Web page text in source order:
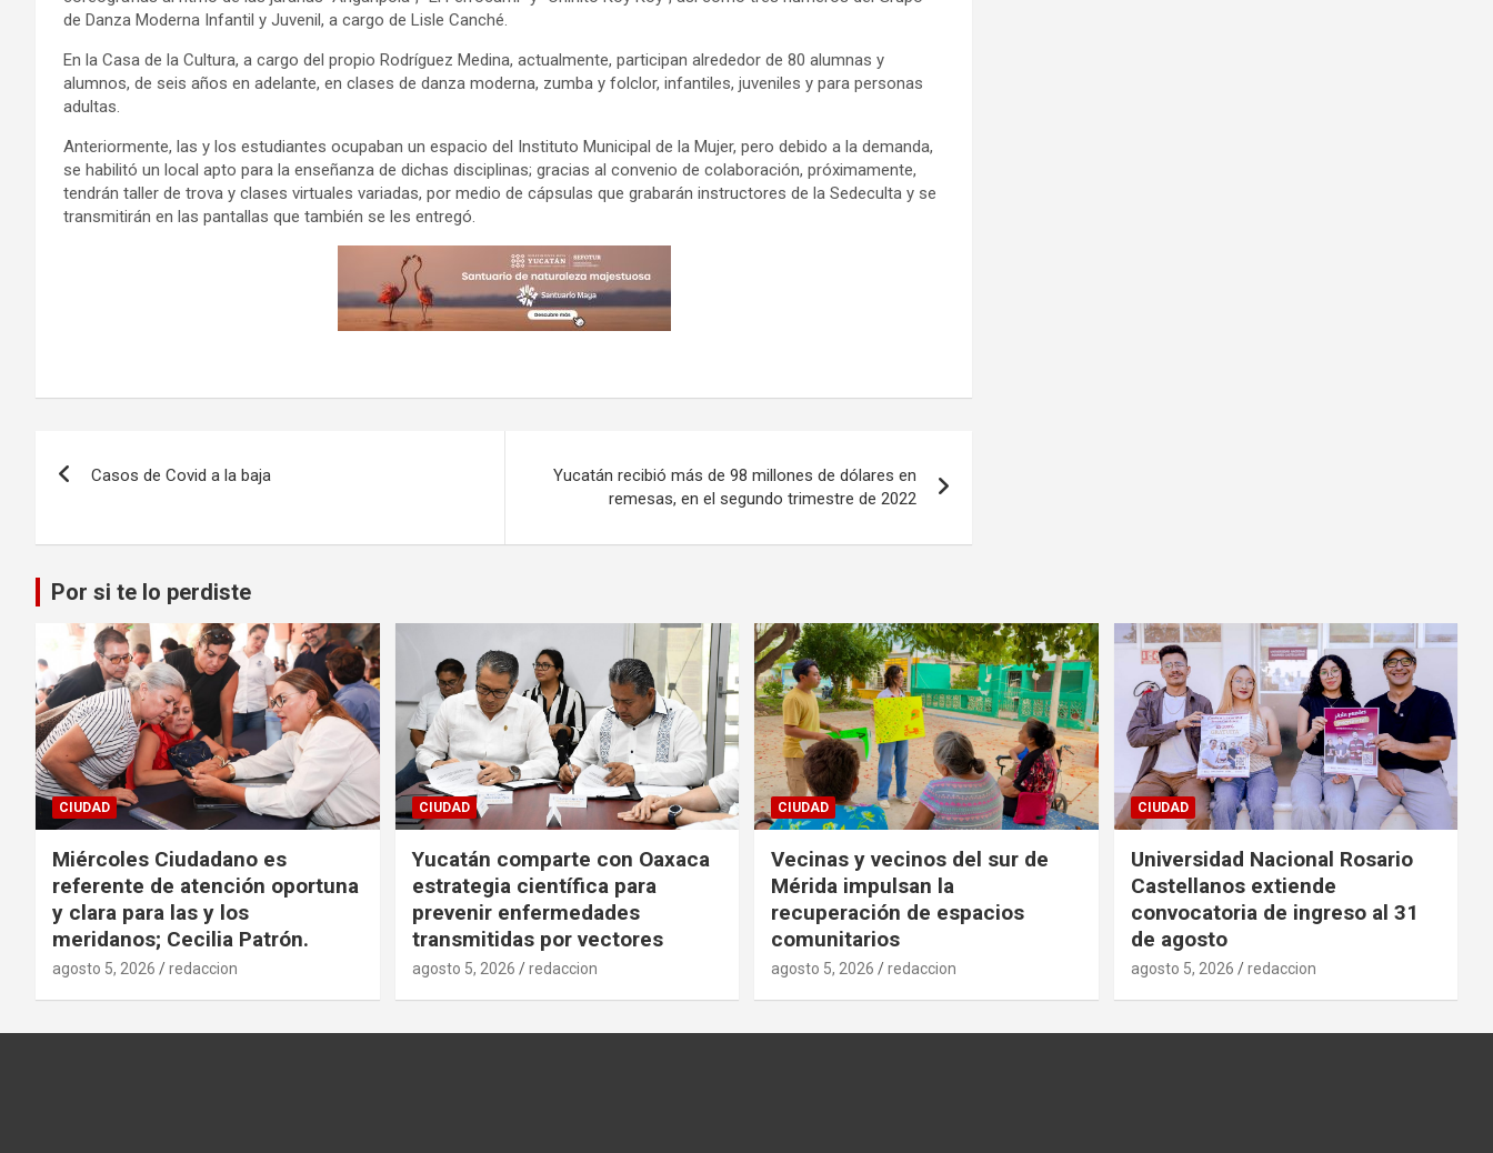
de Danza Moderna Infantil y Juvenil, a cargo de Lisle Canché.
En la Casa de la Cultura, a cargo del propio Rodríguez Medina, actualmente, participan alrededor de 80 alumnas y
alumnos, de seis años en adelante, en clases de danza moderna, zumba y folclor, infantiles, juveniles y para personas
adultas.
Anteriormente, las y los estudiantes ocupaban un espacio del Instituto Municipal de la Mujer, pero debido a la demanda,
se habilitó un local apto para la enseñanza de dichas disciplinas; gracias al convenio de colaboración, próximamente,
tendrán taller de trova y clases virtuales variadas, por medio de cápsulas que grabarán instructores de la Sedeculta y se
transmitirán en las pantallas que también se les entregó.
entradas
Casos de Covid a la baja
Yucatán recibió más de 98 millones de dólares en
remesas, en el segundo trimestre de 2022
Por si te lo perdiste
CIUDAD
Miércoles Ciudadano es
referente de atención oportuna
y clara para las y los
meridanos; Cecilia Patrón.
agosto 5, 2026 redaccion
CIUDAD
Yucatán comparte con Oaxaca
estrategia científica para
prevenir enfermedades
transmitidas por vectores
agosto 5, 2026 redaccion
CIUDAD
Vecinas y vecinos del sur de
Mérida impulsan la
recuperación de espacios
comunitarios
agosto 5, 2026 redaccion
CIUDAD
Universidad Nacional Rosario
Castellanos extiende
convocatoria de ingreso al 31
de agosto
agosto 5, 2026 redaccion